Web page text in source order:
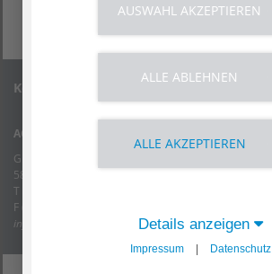
Kontakt
AGAPLESION KLINIKUM HAGEN gGmbH
Grünstraße 35
58095 Hagen
T (02331) 201 - 0
F (02331) 201 - 1002
info.akh
AUSWAHL AKZEPTIEREN
ALLE ABLEHNEN
ALLE AKZEPTIEREN
Details anzeigen
Impressum Datenschutz